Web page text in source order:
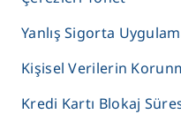
Yanlış Sigorta
Kişisel Verilerin
Kredi Kartı Blokaj